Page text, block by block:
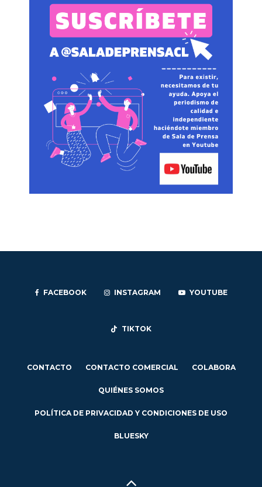
FACEBOOK INSTAGRAM YOUTUBE
TIKTOK
CONTACTO CONTACTO COMERCIAL COLABORA
QUIÉNES SOMOS
POLÍTICA DE PRIVACIDAD Y CONDICIONES DE USO
BLUESKY